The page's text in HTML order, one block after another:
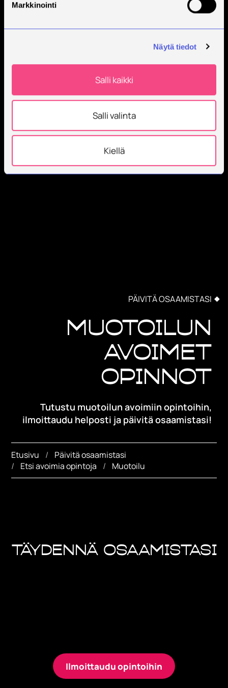
Markkinointi
Näytä tiedot
Salli kaikki
Salli valinta
Kiellä
PÄIVITÄ OSAAMISTASI
Muotoilun
avoimet
opinnot
Tutustu muotoilun avoimiin opintoihin,
ilmoittaudu helposti ja päivitä osaamistasi!
Etusivu
Päivitä osaamistasi
Etsi avoimia opintoja
Muotoilu
Täydennä osaamistasi
Ilmoittaudu opintoihin